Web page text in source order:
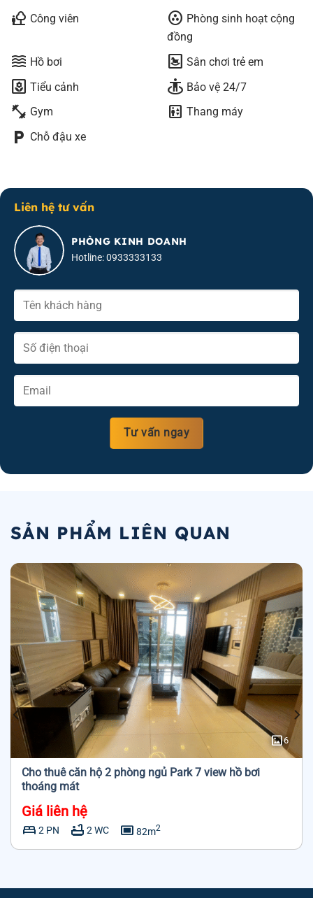
nature_people Công viên communities Phòng sinh hoạt cộng
đồng
waves Hồ bơi bedroom_baby Sân chơi trẻ em
yard Tiểu cảnh guardian Bảo vệ 24/7
fitness_center Gym elevator Thang máy
local_parking Chỗ đậu xe
Liên hệ tư vấn
PHÒNG KINH DOANH
Hotline: 0933333133
SẢN PHẨM LIÊN QUAN
imagesmode6
Cho thuê căn hộ 2 phòng ngủ Park 7 view hồ bơi
thoáng mát
Giá liên hệ
bed 2 PN bathtub 2 WC capture 82m2